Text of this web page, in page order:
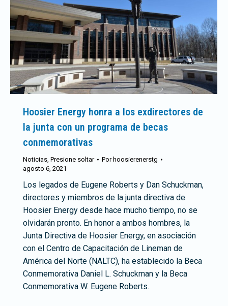
Hoosier Energy honra a los exdirectores de
la junta con un programa de becas
conmemorativas
Noticias Presione soltar Por hoosierenerstg
agosto 6, 2021
Los legados de Eugene Roberts y Dan Schuckman,
directores y miembros de la junta directiva de
Hoosier Energy desde hace mucho tiempo, no se
olvidarán pronto. En honor a ambos hombres, la
Junta Directiva de Hoosier Energy, en asociación
con el Centro de Capacitación de Lineman de
América del Norte (NALTC), ha establecido la Beca
Conmemorativa Daniel L. Schuckman y la Beca
Conmemorativa W. Eugene Roberts.